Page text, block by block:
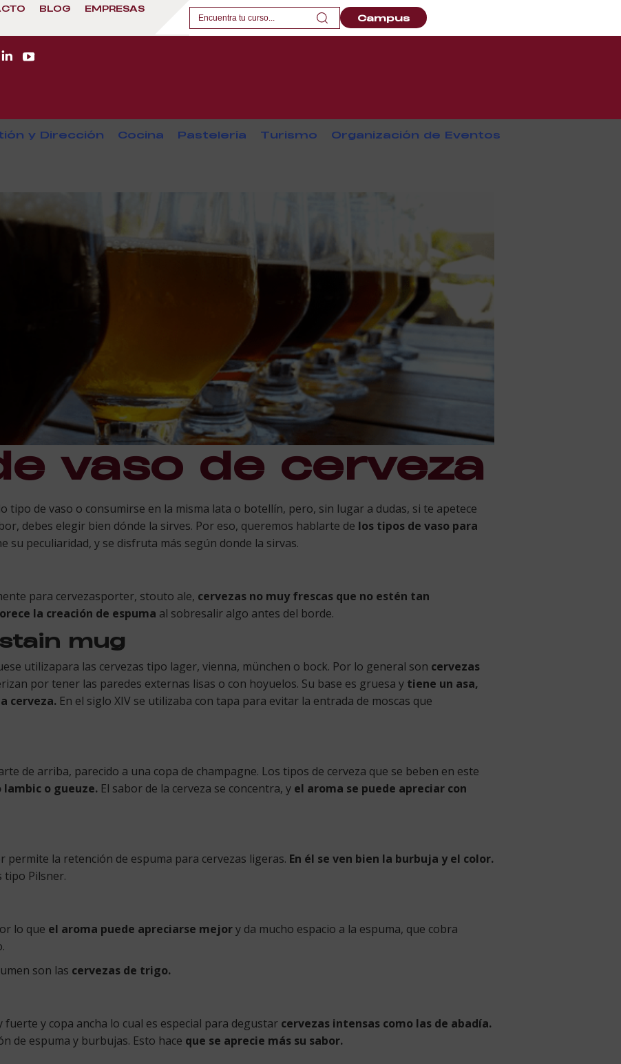
BLOG EMPRESAS
Campus
y Dirección Cocina Pastelería Turismo Organización de Eventos
vaso de cerveza
tipo de vaso o consumirse en la misma lata o botellín, pero, sin lugar a dudas, si te apetece
debes elegir bien dónde la sirves. Por eso, queremos hablarte de los tipos de vaso para
su peculiaridad, y se disfruta más según donde la sirvas.
para cervezasporter, stouto ale, cervezas no muy frescas que no estén tan
la creación de espuma al sobresalir algo antes del borde.
mug
utilizapara las cervezas tipo lager, vienna, münchen o bock. Por lo general son cervezas
por tener las paredes externas lisas o con hoyuelos. Su base es gruesa y tiene un asa,
cerveza. En el siglo XIV se utilizaba con tapa para evitar la entrada de moscas que
de arriba, parecido a una copa de champagne. Los tipos de cerveza que se beben en este
o gueuze. El sabor de la cerveza se concentra, y el aroma se puede apreciar con
permite la retención de espuma para cervezas ligeras. En él se ven bien la burbuja y el color.
tipo Pilsner.
lo que el aroma puede apreciarse mejory da mucho espacio a la espuma, que cobra
son las cervezas de trigo.
fuerte y copa ancha lo cual es especial para degustar cervezas intensas como las de abadía.
de espuma y burbujas. Esto hace que se aprecie más su sabor.